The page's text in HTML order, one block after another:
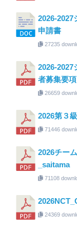
2026-2027
申請書
27235
2026-2027
者募集要項
26659
2026第３
71446
2026チー
_saitama
71108
24369